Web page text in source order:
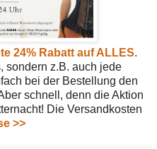
24% Rabatt auf ALLES.
sondern z.B. auch jede
bei der Bestellung den
schnell, denn die Aktion
Die Versandkosten
>>